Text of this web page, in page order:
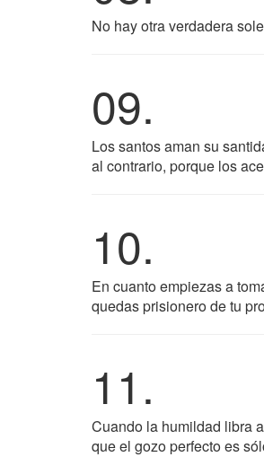
No hay otra verdadera
09.
Los santos aman su
al contrario, porque los
10.
En cuanto empiezas a
quedas prisionero de tu
11.
Cuando la humildad libra
que el gozo perfecto es